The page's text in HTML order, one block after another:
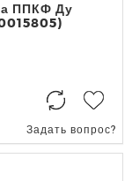
ППКФ Ду
Задать вопрос?